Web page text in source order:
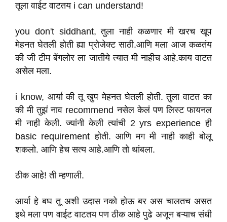
तूला वाईट वाटतय i can understand!
you don't siddhant, तुला नाही कळणार मी खरच खूप
मेहनत घेतली होती ह्या प्रोजेक्ट साठी.आणि मला आज कळतंय
की जी टीम बेंगलोर ला जातीये त्यात मी नाहीच आहे.काय वाटत
असेल मला.
i know, आर्या की तू खुप मेहनत घेतली होती. तुला वाटत का
की मी तुझं नाव recommend नसेल केलं पण लिस्ट फायनल
मी नाही केली. ज्यांनी केली त्यांची 2 yrs experience ही
basic requirement होती. आणि मग मी नाही काही बोलू
शकलो. आणि हेच सत्य आहे.आणि तो थांबला.
ठीक आहे! ती म्हणाली.
आर्या हे बघ तू अशी उदास नको होऊ बर अस चालतच असत
इथे मला पण वाईट वाटतय पण ठीक आहे पुढे अजून बऱ्याच संधी